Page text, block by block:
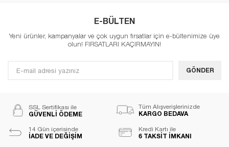
E-BÜLTEN
Yeni ürünler, kampanyalar ve çok uygun fırsatlar için e-bültenimize üye
olun! FIRSATLARI KAÇIRMAYIN!
GÖNDER
SSL Sertifikası ile
GÜVENLİ ÖDEME
Tüm Alışverişlerinizde
KARGO BEDAVA
14 Gün içerisinde
İADE VE DEĞİŞİM
Kredi Kartı ile
6 TAKSİT İMKANI